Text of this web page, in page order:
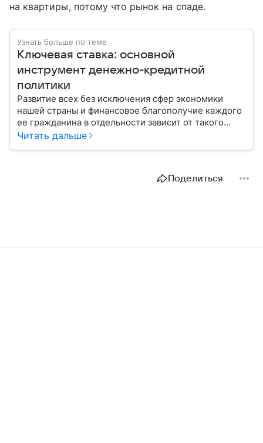
на квартиры, потому что рынок на спаде.
Узнать больше по теме
Ключевая ставка: основной
инструмент денежно-кредитной
политики
Развитие всех без исключения сфер экономики
нашей страны и финансовое благополучие каждого
ее гражданина в отдельности зависит от такого
показателя, как ключевая ставка. От чего зависит
Читать дальше
Поделиться